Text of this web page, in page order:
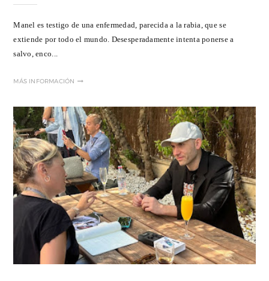
Manel es testigo de una enfermedad, parecida a la rabia, que se
extiende por todo el mundo. Desesperadamente intenta ponerse a
salvo, enco...
MÁS INFORMACIÓN